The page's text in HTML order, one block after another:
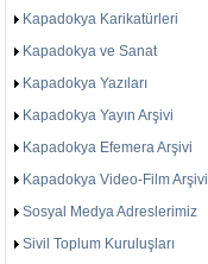
Kapadokya Karikatürleri
Kapadokya ve Sanat
Kapadokya Yazıları
Kapadokya Yayın Arşivi
Kapadokya Efemera Arşivi
Kapadokya Video-Film Arşivi
Sosyal Medya Adreslerimiz
Sivil Toplum Kuruluşları